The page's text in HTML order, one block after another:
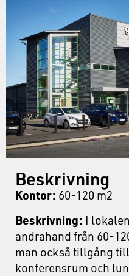
Beskrivning
Kontor: 60-120 m2
Beskrivning: I
andrahand från 60-
man också tillgång
konferensrum och